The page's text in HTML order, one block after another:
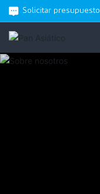
Solicitar presupuesto